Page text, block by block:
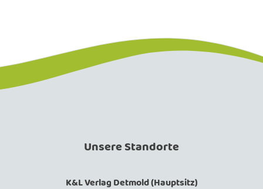
Unsere Standorte
K&L Verlag Detmold (Hauptsitz)